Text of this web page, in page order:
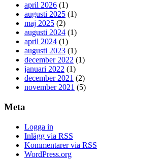
april 2026 (1)
augusti 2025 (1)
maj 2025 (2)
augusti 2024 (1)
april 2024 (1)
augusti 2023 (1)
december 2022 (1)
januari 2022 (1)
december 2021 (2)
november 2021 (5)
Meta
Logga in
Inlägg via RSS
Kommentarer via RSS
WordPress.org